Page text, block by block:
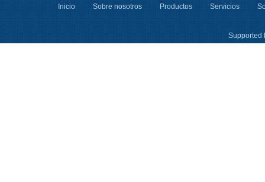
Inicio Sobre nosotros Productos Servicios
Supported